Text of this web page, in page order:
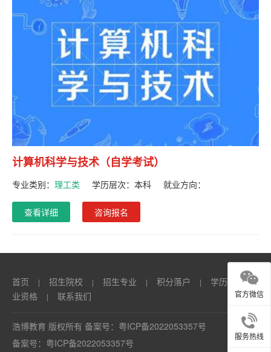
计算机科学与技术（自学考试）
专业类别： 理工类 学历层次： 本科 就业方向：
查看详细 咨询报名
首页 | 招生院校 | 招生专业 | 积分落户 | 学历
职
业资格
| 联系我们
浩博教育 版权所有 备案号： 粤ICP备2022053357号
备案号： 粤ICP备2022053357号
官方微信
服务热线